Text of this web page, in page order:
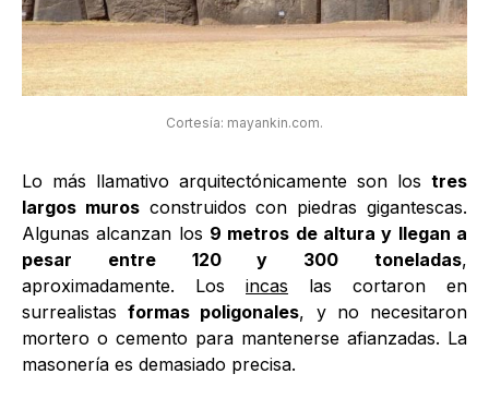
Cortesía: mayankin.com.
Lo más llamativo arquitectónicamente son los tres
largos murosconstruidos con piedras gigantescas.
Algunas alcanzan los 9 metros de altura y llegan a
pesar entre 120 y 300 toneladas,
aproximadamente. Los incas las cortaron en
surrealistasformas poligonales, y no necesitaron
mortero o cemento para mantenerse afianzadas. La
masonería es demasiado precisa.